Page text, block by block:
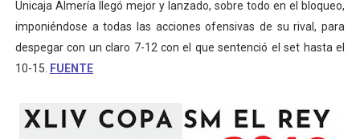
Unicaja Almería llegó mejor y lanzado, sobre todo en el bloqueo,
imponiéndose a todas las acciones ofensivas de su rival, para
despegar con un claro 7-12 con el que sentenció el set hasta el
10-15.
FUENTE